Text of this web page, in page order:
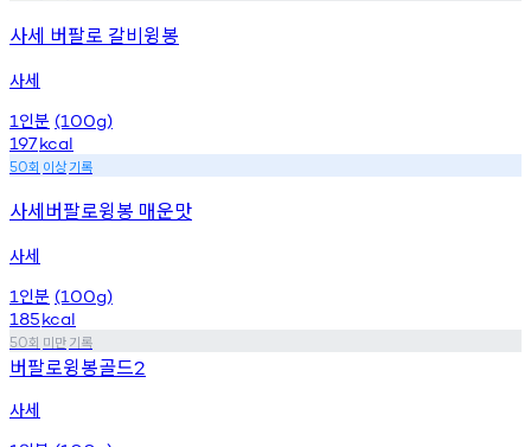
사세 버팔로 갈비윙봉
사세
1 인분 (100g)
197kcal
50회 이상기록
사세버팔로윙봉 매운맛
사세
1 인분 (100g)
185kcal
50회 미만기록
버팔로윙봉골드2
사세